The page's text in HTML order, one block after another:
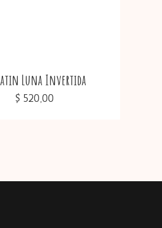
Luna Invertida
$ 520,00